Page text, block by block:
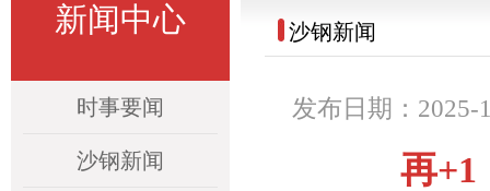
新闻中心
时事要闻
沙钢新闻
沙钢新闻
发布日期：2025-
再+1